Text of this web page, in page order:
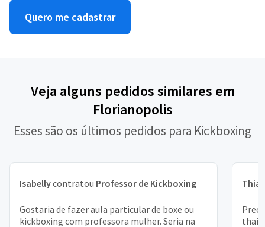
Quero me cadastrar
Veja alguns pedidos similares em
Florianopolis
Esses são os últimos pedidos para Kickboxing
Isabellycontratou Professor de Kickboxing
Gostaria de fazer aula particular de boxe ou
kickboxing com professora mulher. Seria na
thai